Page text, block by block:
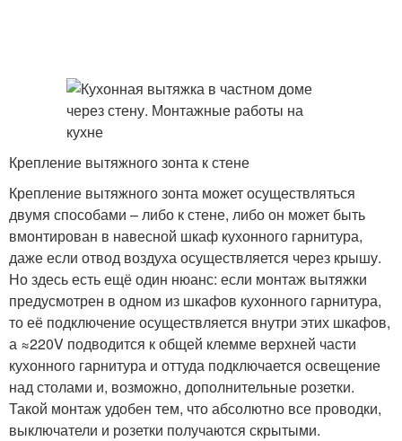
Крепление вытяжного зонта к стене
Крепление вытяжного зонта может осуществляться
двумя способами – либо к стене, либо он может быть
вмонтирован в навесной шкаф кухонного гарнитура,
даже если отвод воздуха осуществляется через крышу.
Но здесь есть ещё один нюанс: если монтаж вытяжки
предусмотрен в одном из шкафов кухонного гарнитура,
то её подключение осуществляется внутри этих шкафов,
а ≈220V подводится к общей клемме верхней части
кухонного гарнитура и оттуда подключается освещение
над столами и, возможно, дополнительные розетки.
Такой монтаж удобен тем, что абсолютно все проводки,
выключатели и розетки получаются скрытыми.